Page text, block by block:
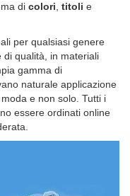
di colori, titoli e
per qualsiasi genere
di qualità, in materiali
gamma di
naturale applicazione
e non solo. Tutti i
essere ordinati online